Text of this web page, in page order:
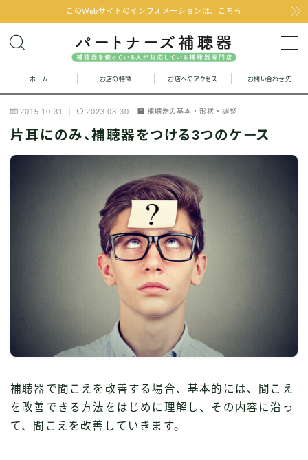
このWebサイトのインフォメーションは、こちら
MENU
お問い合わせ
お店の特徴
聞こえの改善と補聴器のFAQ
ホーム お店の特徴 お店へのアクセス お問い合わせ先
2015.10.31 2023.03.30 補聴器の基本・形状・調整
片耳にのみ、補聴器をつける3つのケース
補聴器で聞こえを改善する場合、基本的には、聞こえ
を改善できる方法をはじめに理解し、その内容に沿っ
て、聞こえを改善していきます。